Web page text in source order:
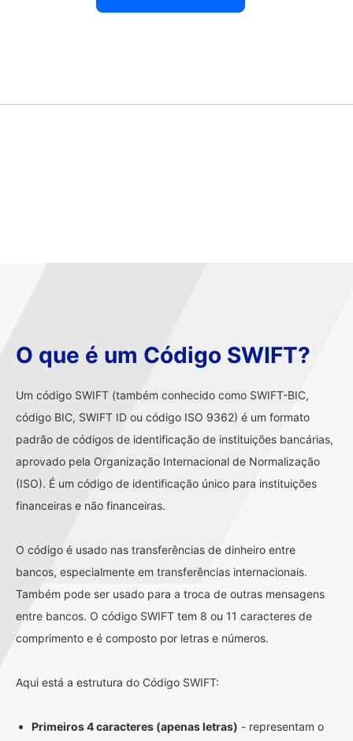
O que é um Código SWIFT?
Um código SWIFT (também conhecido como SWIFT-BIC,
código BIC, SWIFT ID ou código ISO 9362) é um formato
padrão de códigos de identificação de instituições bancárias,
aprovado pela Organização Internacional de Normalização
(ISO). É um código de identificação único para instituições
financeiras e não financeiras.
O código é usado nas transferências de dinheiro entre
bancos, especialmente em transferências internacionais.
Também pode ser usado para a troca de outras mensagens
entre bancos. O código SWIFT tem 8 ou 11 caracteres de
comprimento e é composto por letras e números.
Aqui está a estrutura do Código SWIFT:
Primeiros 4 caracteres (apenas letras) - representam o